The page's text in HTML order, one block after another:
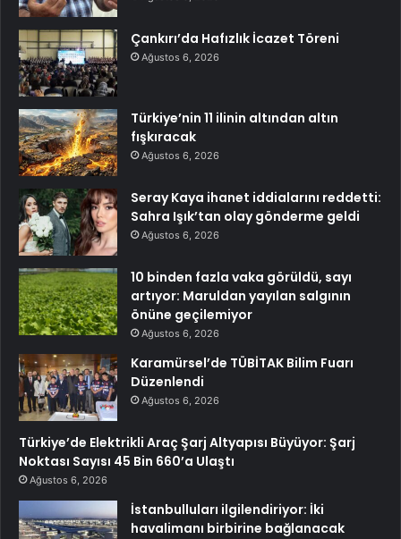
Çankırı’da Hafızlık İcazet Töreni
Ağustos 6, 2026
Türkiye’nin 11 ilinin altından altın
fışkıracak
Ağustos 6, 2026
Seray Kaya ihanet iddialarını reddetti:
Sahra Işık’tan olay gönderme geldi
Ağustos 6, 2026
10 binden fazla vaka görüldü, sayı
artıyor: Maruldan yayılan salgının
önüne geçilemiyor
Ağustos 6, 2026
Karamürsel’de TÜBİTAK Bilim Fuarı
Düzenlendi
Ağustos 6, 2026
Türkiye’de Elektrikli Araç Şarj Altyapısı Büyüyor: Şarj
Noktası Sayısı 45 Bin 660’a Ulaştı
Ağustos 6, 2026
İstanbulluları ilgilendiriyor: İki
havalimanı birbirine bağlanacak